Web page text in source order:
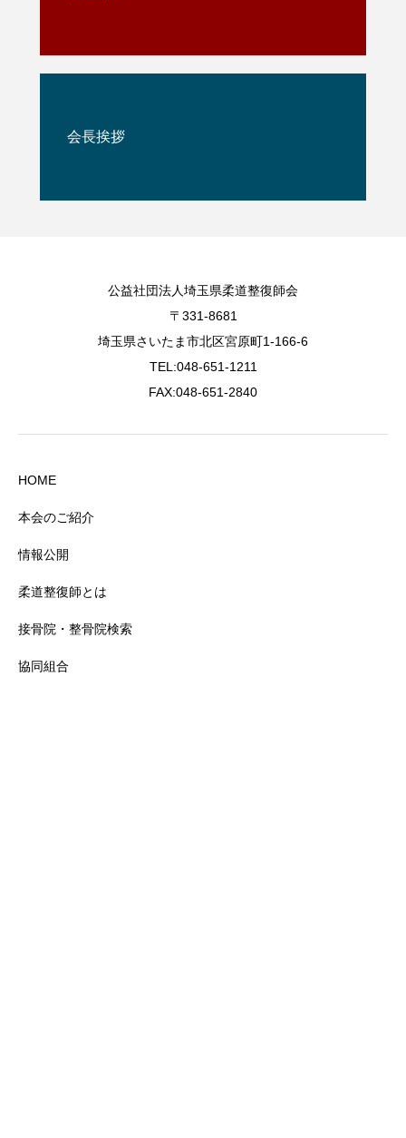
会長挨拶
公益社団法人埼玉県柔道整復師会
〒331-8681
埼玉県さいたま市北区宮原町1-166-6
TEL:048-651-1211
FAX:048-651-2840
HOME
本会のご紹介
情報公開
柔道整復師とは
接骨院・整骨院検索
協同組合